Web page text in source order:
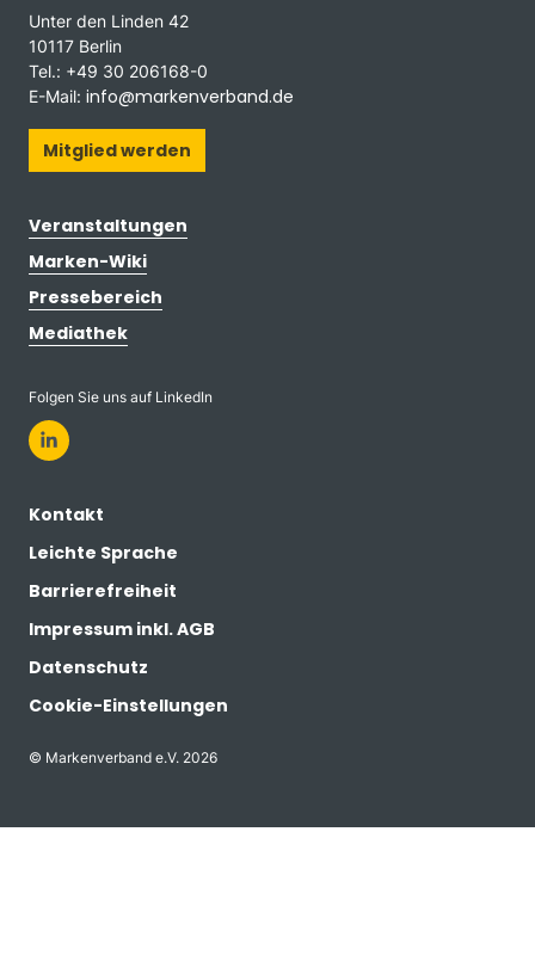
Unter den Linden 42
10117 Berlin
Tel.: +49 30 206168-0
E-Mail: info@markenverband.de
Mitglied werden
Veranstaltungen
Marken-Wiki
Pressebereich
Mediathek
Folgen Sie uns auf LinkedIn
Kontakt
Leichte Sprache
Barrierefreiheit
Impressum inkl. AGB
Datenschutz
Cookie-Einstellungen
© Markenverband e.V. 2026